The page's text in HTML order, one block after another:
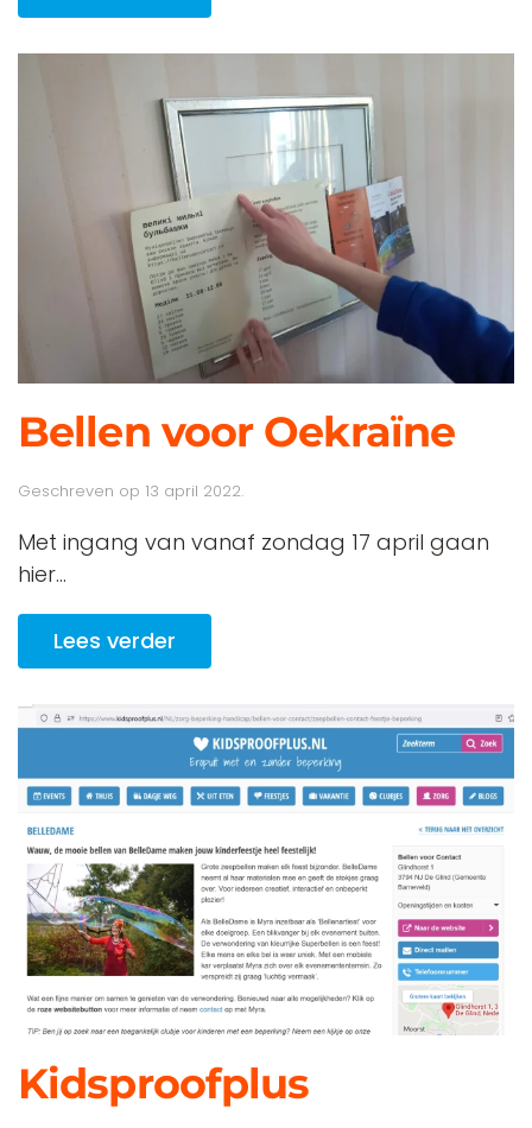
Bellen voor Oekraïne
Geschreven op 13 april 2022.
Met ingang van vanaf zondag 17 april gaan
hier...
Lees verder
Kidsproofplus